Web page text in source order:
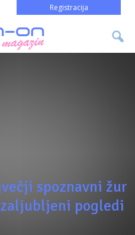
Registracija
spoznavni žur
pogledi